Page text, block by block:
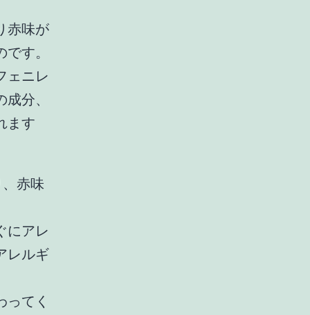
赤味が
す。
ェニレ
分、
ます
赤味
にアレ
レルギ
てく